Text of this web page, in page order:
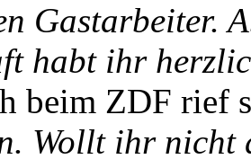
Gastarbeiter.
habt ihr
beim ZDF rief
Wollt ihr nicht